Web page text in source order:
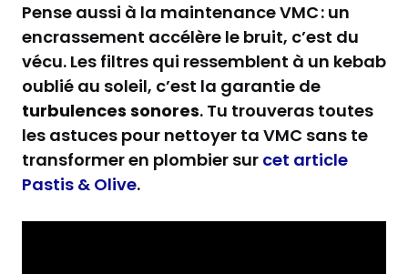
Pense aussi à la maintenance VMC : un
encrassement accélère le bruit, c’est du
vécu. Les filtres qui ressemblent à un kebab
oublié au soleil, c’est la garantie de
turbulences sonores. Tu trouveras toutes
les astuces pour nettoyer ta VMC sans te
transformer en plombier sur cet article
Pastis & Olive.